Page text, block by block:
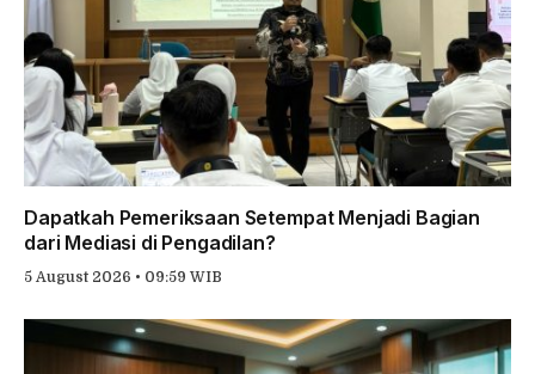
Dapatkah Pemeriksaan Setempat Menjadi Bagian
dari Mediasi di Pengadilan?
5 August 2026 • 09:59 WIB